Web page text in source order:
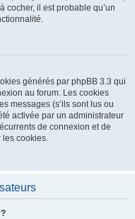
cocher, il est probable qu’un
générés par phpBB 3.3 qui
au forum. Les cookies
messages (s’ils sont lus ou
activée par un administrateur
de connexion et de
les cookies.